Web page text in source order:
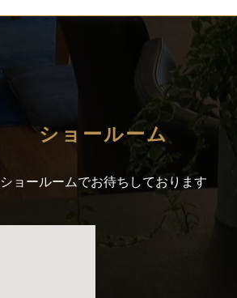
ショールーム
ショールームでお待ちしております